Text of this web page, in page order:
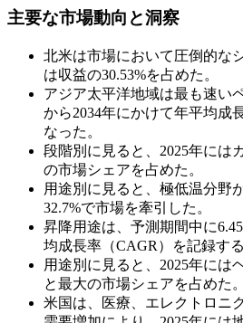
主要な市場動向と洞察
北米は市場において圧倒的な
は収益の30.53%を占めた。
アジア太平洋地域は最も速い
から2034年にかけて年平均成
なった。
段階別に見ると、2025年には
の市場シェアを占めた。
用途別に見ると、極低温分野
32.7%で市場を牽引した。
昇降用途は、予測期間中に
均成長率（CAGR）を記録す
用途別に見ると、2025年には
と最大の市場シェアを占めた。
米国は、医療、エレクトロニ